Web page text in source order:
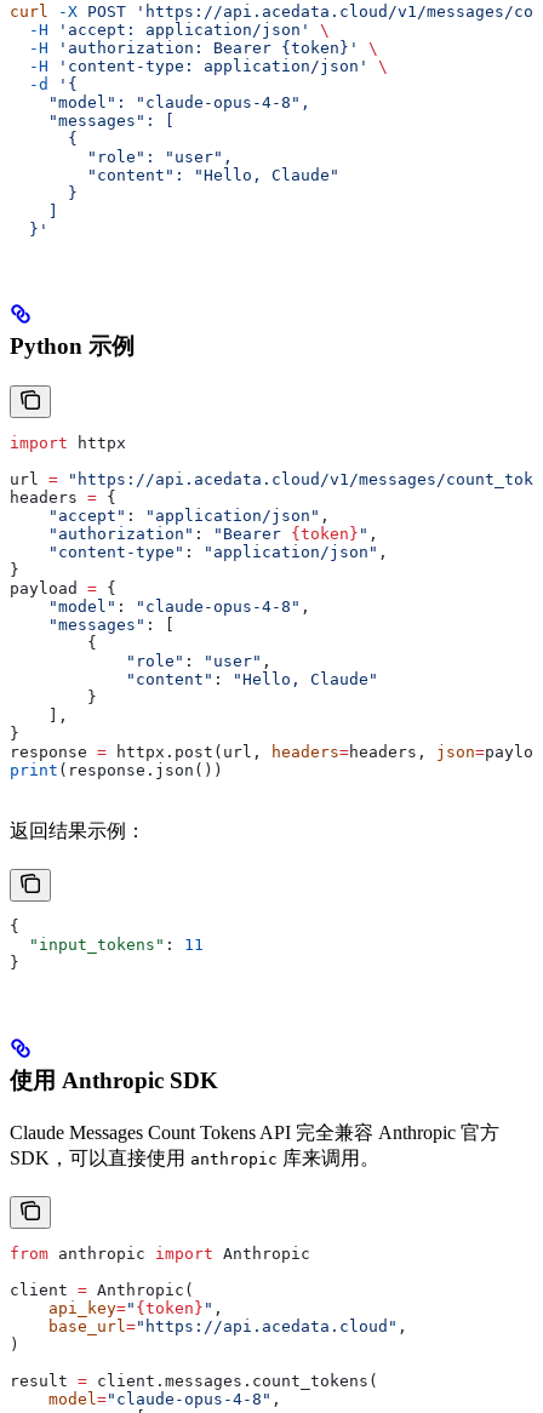
curl -X POST 'https://api.acedata.cloud/v1/messages/
  -H
'accept: application/json'
\
  -H
'authorization: Bearer {token}'
\
  -H
'content-type: application/json'
\
  -d
'{
    "model": "claude-opus-4-8",
    "messages": [
      {
        "role": "user",
        "content": "Hello, Claude"
      }
    ]
  }'
Python 示例
import httpx
url = "https://api.acedata.cloud/v1/messages/
headers = {
    "accept"
: "application/json" ,
    "authorization"
: "Bearer {token} " ,
    "content-type"
: "application/json" ,
}
payload = {
    "model"
: "claude-opus-4-8" ,
    "messages"
: [
        {
            "role"
: "user" ,
            "content"
:
"Hello, Claude"
        }
    ],
}
response = httpx.post(url, headers=headers, json=
print (response.json())
返回结果示例：
{
  "input_tokens"
: 11
}
使用 Anthropic SDK
Claude Messages Count Tokens API 完全兼容 Anthropic 官方
SDK，可以直接使用 anthropic 库来调用。
from anthropic import Anthropic
client = Anthropic(
    api_key
=" {token} " ,
    base_url
="https://api.acedata.cloud" ,
)
result = client.messages.count_tokens(
    model
="claude-opus-4-8" ,